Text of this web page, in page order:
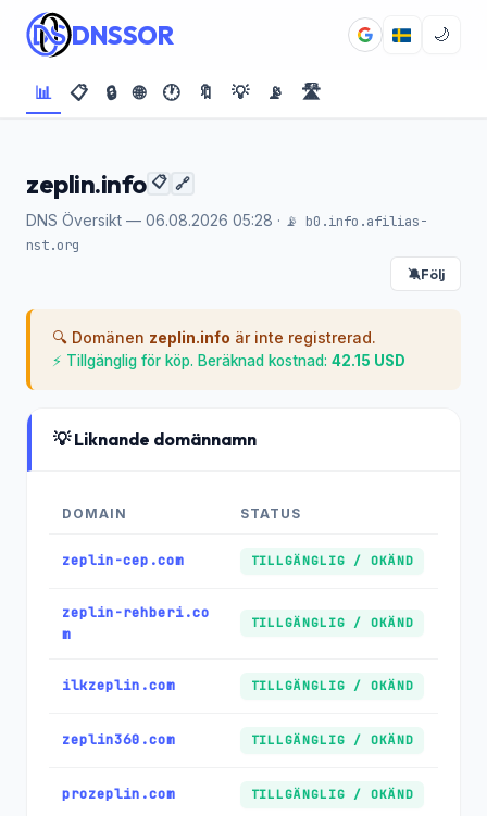
DNSSOR 🌙
📊 📋 🔒 🌐 🕐 🔖 💡 📡 🛣️
zeplin.info 📋 🔗
DNS Översikt — 06.08.2026 05:28 · 📡 b0.info.afilias-
nst.org
🔕Följ
🔍 Domänen zeplin.info är inte registrerad.
⚡ Tillgänglig för köp. Beräknad kostnad: 42.15 USD
💡 Liknande domännamn
DOMAIN STATUS
zeplin-cep.com TILLGÄNGLIG / OKÄND
zeplin-rehberi.co
m
TILLGÄNGLIG / OKÄND
ilkzeplin.com TILLGÄNGLIG / OKÄND
zeplin360.com TILLGÄNGLIG / OKÄND
prozeplin.com TILLGÄNGLIG / OKÄND